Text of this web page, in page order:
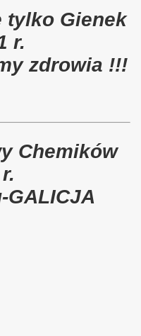
tylko Gienek
r.
zdrowia !!!
Chemików
GALICJA